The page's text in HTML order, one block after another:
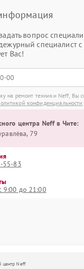
вопрос
специалист с
Вас!
на ремонт техники Neff, Вы
конфиденциальности
центра Neff в Чите:
79
55-83
9:00 до 21:00
центр Neff